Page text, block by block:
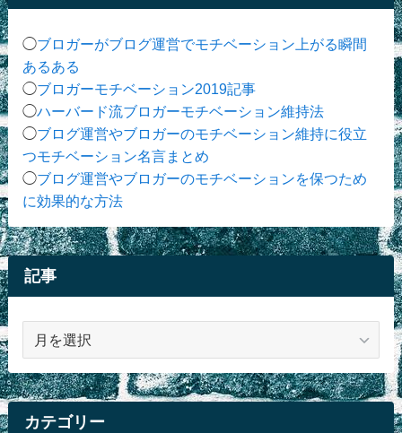
◯ブロガーがブログ運営でモチベーション上がる瞬間
あるある
◯ブロガーモチベーション2019記事
◯ハーバード流ブロガーモチベーション維持法
◯ブログ運営やブロガーのモチベーション維持に役立
つモチベーション名言まとめ
◯ブログ運営やブロガーのモチベーションを保つため
に効果的な方法
記事
カテゴリー